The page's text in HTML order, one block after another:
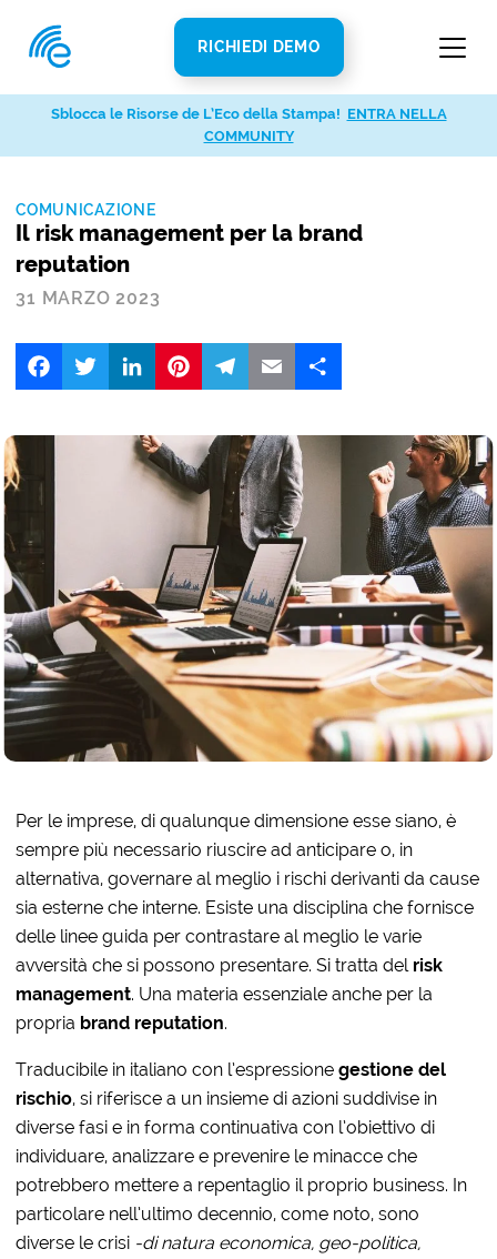
RICHIEDI DEMO
COMUNICAZIONE
Il risk management per la brand
reputation
31 MARZO 2023
FacebookTwitter LinkedIn
Per le imprese, di qualunque dimensione esse siano, è
sempre più necessario riuscire ad anticipare o, in
alternativa, governare al meglio i rischi derivanti da cause
sia esterne che interne. Esiste una disciplina che fornisce
delle linee guida per contrastare al meglio le varie
avversità che si possono presentare. Si tratta del risk
management. Una materia essenziale anche per la
propria brand reputation.
Traducibile in italiano con l’espressionegestione del
rischio, si riferisce a un insieme di azioni suddivise in
diverse fasi e in forma continuativa con l’obiettivo di
individuare, analizzare e prevenire le minacce che
potrebbero mettere a repentaglio il proprio business. In
particolare nell’ultimo decennio, come noto, sono
diverse le crisi -di natura economica, geo-politica,
Sblocca le Risorse de L’Eco della Stampa! ENTRA NELLA
COMMUNITY